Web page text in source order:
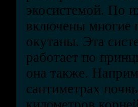
экосистемой. По
включены многие
окутаны. Эта
работает по
она также.
сантиметрах